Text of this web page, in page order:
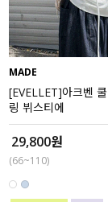
MADE
[EVELLET]아크벤
링 뷔스티에
29,800원
(66~110)